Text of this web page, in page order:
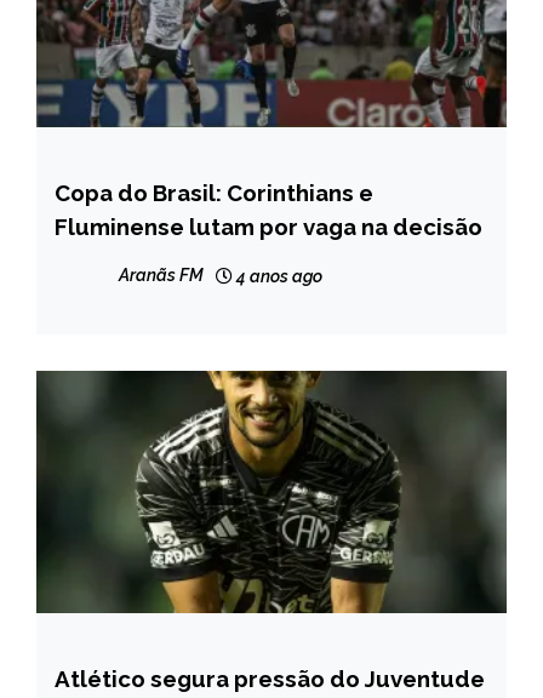
ESPORTES
NOTÍCIAS
Copa do Brasil: Corinthians e
Fluminense lutam por vaga na decisão
Aranãs FM 4 anos ago
ESPORTES
Atlético segura pressão do Juventude